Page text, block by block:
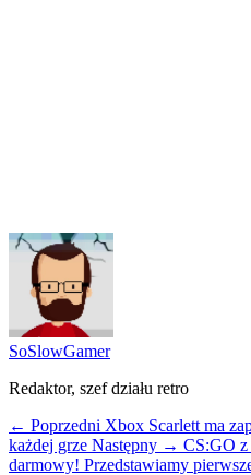
SoSlowGamer
Redaktor, szef działu retro
← Poprzedni Xbox Scarlett ma
każdej grze Następny → CS:GO z
darmowy! Przedstawiamy